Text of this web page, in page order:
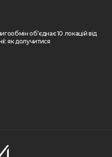
об’єднає 10 локацій від
як долучитися